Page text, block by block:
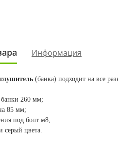
Информация
глушитель (банка) подходит на все
260 мм;
85 мм;
под болт м8;
серый цвета.